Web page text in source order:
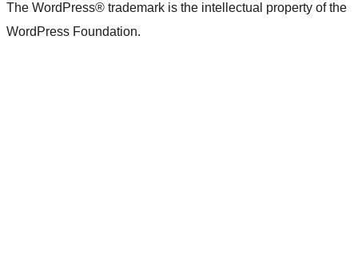
The WordPress® trademark is the intellectual property of the
WordPress Foundation.